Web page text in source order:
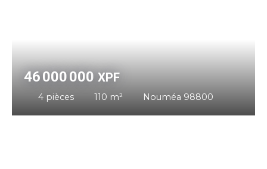
46 000 000XPF
4 pièces 110 m² Nouméa 98800